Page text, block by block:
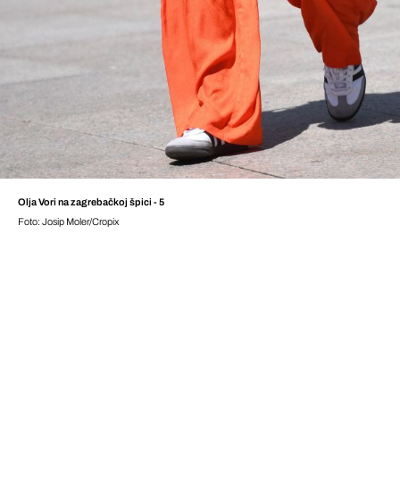
Olja Vori na zagrebačkoj špici - 5
Foto: Josip Moler/Cropix